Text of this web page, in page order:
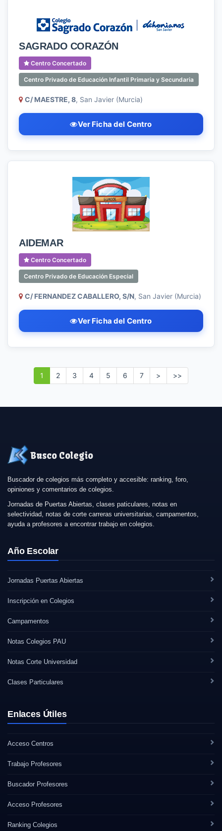
SAGRADO CORAZÓN
Centro Concertado
Centro Privado de Educación Infantil Primaria y Secundaria
C/ MAESTRE, 8, San Javier (Murcia)
Ver Ficha del Centro
AIDEMAR
Centro Concertado
Centro Privado de Educación Especial
C/ FERNANDEZ CABALLERO, S/N, San Javier (Murcia)
Ver Ficha del Centro
1 2 3 4 5 6 7 > >>
Busco Colegio
Buscador de colegios más completo y accesible: ranking, foro,
opiniones y comentarios de colegios.
Jornadas de Puertas Abiertas, clases paticulares, notas en
selectividad, notas de corte carreras universitarias, campamentos,
ayuda a profesores a encontrar trabajo en colegios.
Año Escolar
Jornadas Puertas Abiertas
Inscripción en Colegios
Campamentos
Notas Colegios PAU
Notas Corte Universidad
Clases Particulares
Enlaces Útiles
Acceso Centros
Trabajo Profesores
Buscador Profesores
Acceso Profesores
Ranking Colegios